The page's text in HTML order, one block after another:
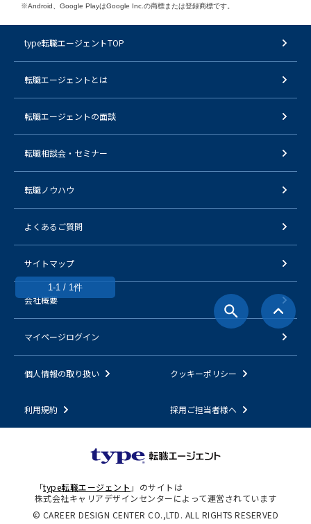
1-1 / 1件
※Android、Google PlayはGoogle Inc.の商標または登録商標です。
type転職エージェントTOP
転職エージェントとは
転職エージェントの面談
転職相談会・セミナー
転職ノウハウ
よくあるご質問
サイトマップ
会社概要
マイページログイン
個人情報の取り扱い クッキーポリシー
利用規約 採用ご担当者様へ
「type転職エージェント 」のサイトは
株式会社キャリアデザインセンターによって運営されています
© CAREER DESIGN CENTER CO.,LTD. ALL RIGHTS RESERVED